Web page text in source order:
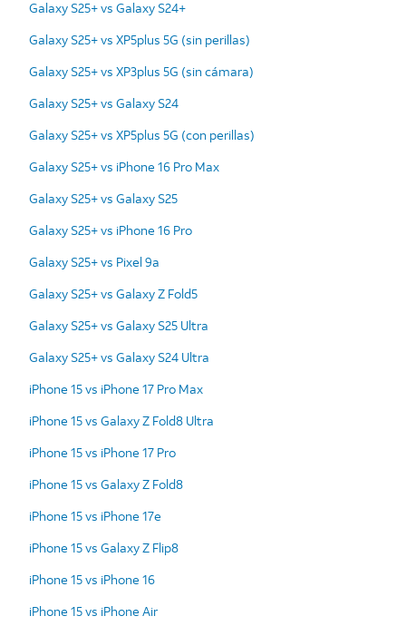
Galaxy S25+ vs Galaxy S24+
Galaxy S25+ vs XP5plus 5G (sin perillas)
Galaxy S25+ vs XP3plus 5G (sin cámara)
Galaxy S25+ vs Galaxy S24
Galaxy S25+ vs XP5plus 5G (con perillas)
Galaxy S25+ vs iPhone 16 Pro Max
Galaxy S25+ vs Galaxy S25
Galaxy S25+ vs iPhone 16 Pro
Galaxy S25+ vs Pixel 9a
Galaxy S25+ vs Galaxy Z Fold5
Galaxy S25+ vs Galaxy S25 Ultra
Galaxy S25+ vs Galaxy S24 Ultra
iPhone 15 vs iPhone 17 Pro Max
iPhone 15 vs Galaxy Z Fold8 Ultra
iPhone 15 vs iPhone 17 Pro
iPhone 15 vs Galaxy Z Fold8
iPhone 15 vs iPhone 17e
iPhone 15 vs Galaxy Z Flip8
iPhone 15 vs iPhone 16
iPhone 15 vs iPhone Air